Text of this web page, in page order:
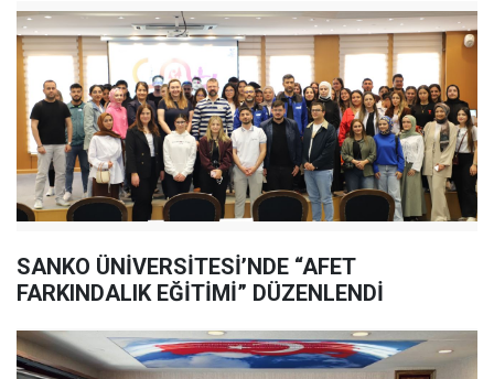
SANKO ÜNİVERSİTESİ’NDE “AFET
FARKINDALIK EĞİTİMİ” DÜZENLENDİ